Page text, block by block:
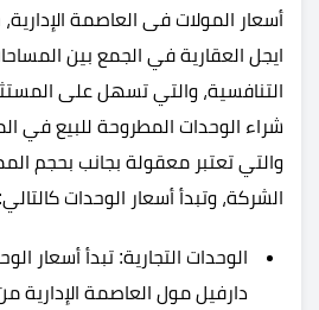
أسعار المولات فى العاصمة
ايجل العقارية في الجمع بين
التنافسية، والتي تسهل على
شراء الوحدات المطروحة للبيع في
والتي تعتبر معقولة بجانب بحجم
الشركة، وتبدأ أسعار الوحدات كالتالي:
الوحدات التجارية: تبدأ أسعار
دارفيل مول العاصمة الإدارية